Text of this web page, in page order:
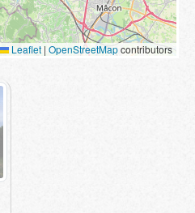
Leaflet | OpenStreetMapcontributors